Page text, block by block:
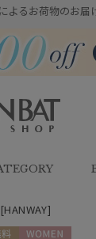
よるお荷物のお届
ンラインシ